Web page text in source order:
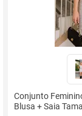
Conjunto
Blusa + Saia